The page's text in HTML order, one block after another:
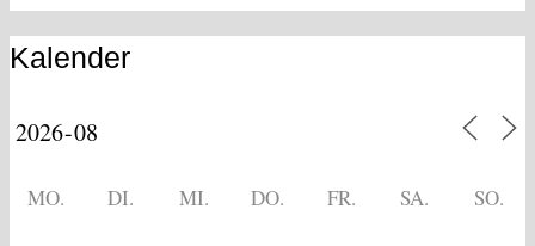
Kalender
MO. DI. MI. DO. FR. SA. SO.